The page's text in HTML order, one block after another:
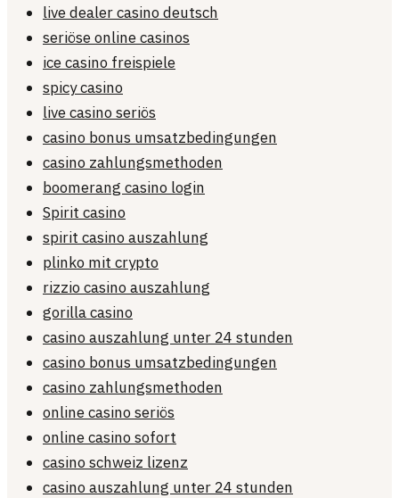
live dealer casino deutsch
seriöse online casinos
ice casino freispiele
spicy casino
live casino seriös
casino bonus umsatzbedingungen
casino zahlungsmethoden
boomerang casino login
Spirit casino
spirit casino auszahlung
plinko mit crypto
rizzio casino auszahlung
gorilla casino
casino auszahlung unter 24 stunden
casino bonus umsatzbedingungen
casino zahlungsmethoden
online casino seriös
online casino sofort
casino schweiz lizenz
casino auszahlung unter 24 stunden